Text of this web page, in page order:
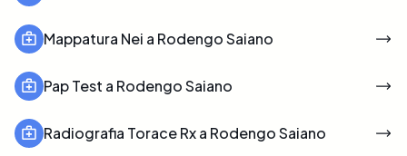
Mappatura Nei a Rodengo Saiano
Pap Test a Rodengo Saiano
Radiografia Torace Rx a Rodengo Saiano